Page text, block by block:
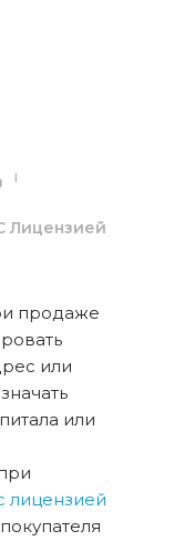
|
Лицензией
продаже
или
или
лицензией